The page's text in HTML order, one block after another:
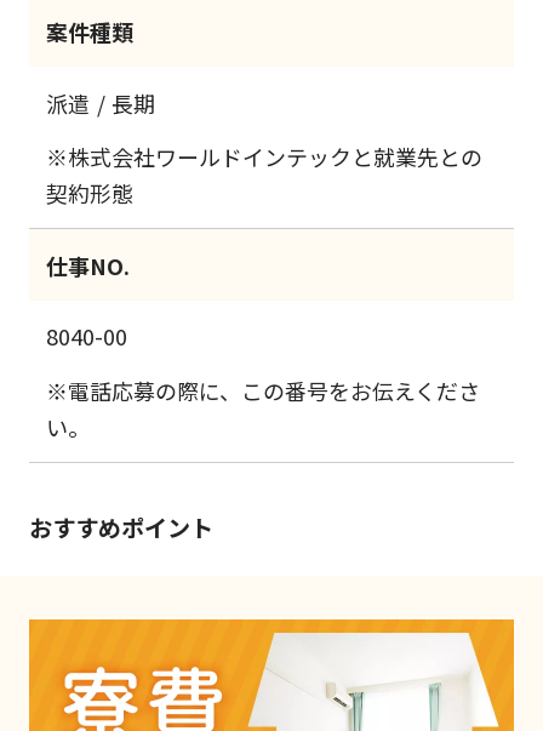
案件種類
派遣
長期
※株式会社ワールドインテックと就業先との
契約形態
仕事NO.
8040-00
※電話応募の際に、この番号をお伝えくださ
い。
おすすめポイント